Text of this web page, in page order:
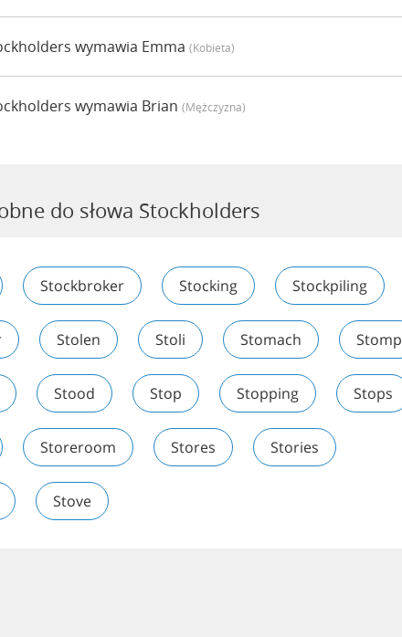
wymawia Emma (kobieta)
wymawia Brian (mężczyzna)
do słowa Stockholders
Stockbroker Stocking Stockpiling
Stolen Stoli Stomach Stomp
Stood Stop Stopping Stops
Storeroom Stores Stories
Stove